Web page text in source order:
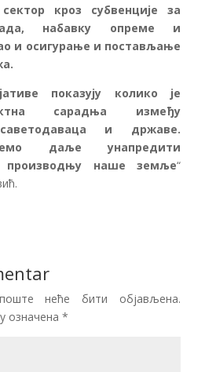
кроз субвенције за
набавку опреме и
и осигурање и постављање
показују колико је
сарадња између
и државе.
даље унапредити
производњу наше земље“
неће бити објављена.
означена *